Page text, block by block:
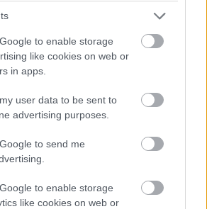
to enable storage
like cookies on web or
in apps.
user data to be sent to
advertising purposes.
to send me
to enable storage
like cookies on web or
magából, és elmondása szerint
az Álomgyárba, a Cannes-ban
du Barry című film
abban, hogy nem
A volt feleségével, Amber
láthatóan megviselte, de
szerződését kötötte vele parfüm
közel egy hónap múlva
koncertezik a Hollywood Vampires
szívesen fest.